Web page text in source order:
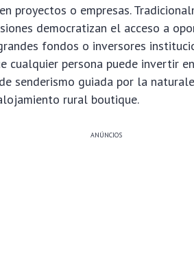
proyectos o empresas.
democratizan el acceso a
fondos o inversores
cualquier persona puede invertir
senderismo guiada por la
rural boutique.
ANÚNCIOS